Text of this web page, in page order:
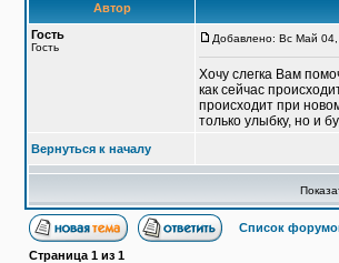
Автор
Гость
Гость
Добавлено: Вс Май
Хочу слегка Вам
как сейчас
происходит при
только улыбку, но и
Вернуться к началу
Список
Страница 1 из 1